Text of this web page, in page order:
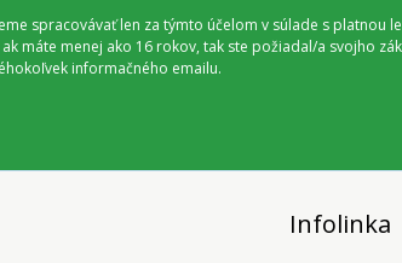
spracovávať len za týmto účelom v súlade s platnou
máte menej ako 16 rokov, tak ste požiadal/a svojho
informačného emailu.
Infolinka